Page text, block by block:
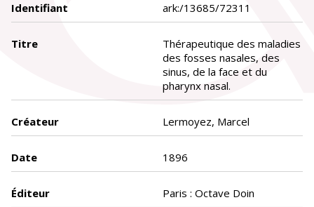
Identifiant ark:/13685/72311
Titre
Thérapeutique des maladies
des fosses nasales, des
sinus, de la face et du
pharynx nasal.
Créateur Lermoyez, Marcel
Date 1896
Éditeur Paris : Octave Doin